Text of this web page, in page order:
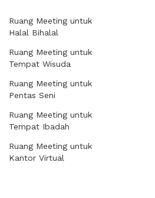
Ruang Meeting untuk
Halal Bihalal
Ruang Meeting untuk
Tempat Wisuda
Ruang Meeting untuk
Pentas Seni
Ruang Meeting untuk
Tempat Ibadah
Ruang Meeting untuk
Kantor Virtual